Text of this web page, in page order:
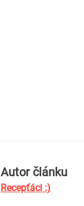
Autor článku
Recepťáci :)